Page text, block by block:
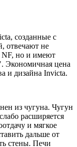
созданные с
отвечают не
NF, но и имеют
Экономичная цена
и дизайна Invicta.
из чугуна. Чугун
расширяется
и мягкое
дальше от
стены. Печи